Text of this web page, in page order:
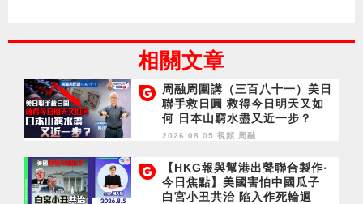
相關文章
周融周圍講（三百八十一）美日
聯手救日圓 救得今日明天又如
何 日本山窮水盡又近一步？
2026.08.05 視頻 周融
【HKG報與幫港出聲聯合製作‧
今日焦點】美國害怕中國瓜子
白宮小丑共治 陷入作死輪迴